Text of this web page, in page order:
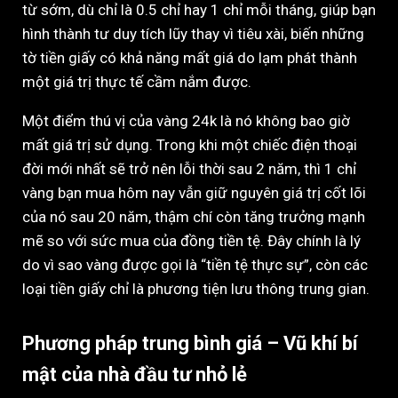
từ sớm, dù chỉ là 0.5 chỉ hay 1 chỉ mỗi tháng, giúp bạn
hình thành tư duy tích lũy thay vì tiêu xài, biến những
tờ tiền giấy có khả năng mất giá do lạm phát thành
một giá trị thực tế cầm nắm được.
Một điểm thú vị của vàng 24k là nó không bao giờ
mất giá trị sử dụng. Trong khi một chiếc điện thoại
đời mới nhất sẽ trở nên lỗi thời sau 2 năm, thì 1 chỉ
vàng bạn mua hôm nay vẫn giữ nguyên giá trị cốt lõi
của nó sau 20 năm, thậm chí còn tăng trưởng mạnh
mẽ so với sức mua của đồng tiền tệ. Đây chính là lý
do vì sao vàng được gọi là “tiền tệ thực sự”, còn các
loại tiền giấy chỉ là phương tiện lưu thông trung gian.
Phương pháp trung bình giá – Vũ khí bí
mật của nhà đầu tư nhỏ lẻ